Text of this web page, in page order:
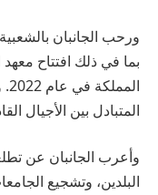
ورحب الجانبان
بما في ذلك افتتاح معهد
المتبادل بين الأجيال
وأعرب الجانبان عن
البلدين، وتشجيع